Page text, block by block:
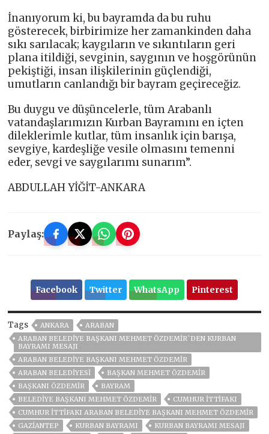
İnanıyorum ki, bu bayramda da bu ruhu
gösterecek, birbirimize her zamankinden daha
sıkı sarılacak; kaygıların ve sıkıntıların geri
plana itildiği, sevginin, saygının ve hoşgörünün
pekiştiği, insan ilişkilerinin güçlendiği,
umutların canlandığı bir bayram geçireceğiz.
Bu duygu ve düşüncelerle, tüm Arabanlı
vatandaşlarımızın Kurban Bayramını en içten
dileklerimle kutlar, tüm insanlık için barışa,
sevgiye, kardeşliğe vesile olmasını temenni
eder, sevgi ve saygılarımı sunarım”.
ABDULLAH YİĞİT-ANKARA
Paylaş:
Facebook Twitter WhatsApp Pinterest
Tags ANKARA
ARABAN
ARABAN BELEDİYE BAŞKANI MEHMET ÖZDEMİR`DEN KURBAN
BAYRAMI MESAJI
ARABAN BELEDIYE BAŞKANI MEHMET ÖZDEMIR
ARABAN BELEDIYESI
BAŞKAN MEHMET ÖZDEMİR
BAŞKANI ÖZDEMIR
BAYRAM
BELEDIYE BAŞKANI MEHMET ÖZDEMIR
CUMHUR İTTİFAKI
CUMHUR İTTIFAKI ARABAN BELEDIYE BAŞKANI MEHMET ÖZDEMIR
GAZIANTEP
KURBAN BAYRAMI
KURBAN BAYRAMI MESAJI